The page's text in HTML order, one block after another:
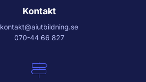
Kontakt
kontakt@aiutbildning.se
070-44 66 827